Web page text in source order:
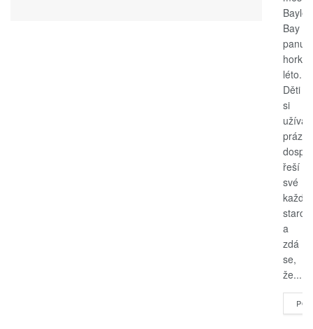
Bay
panuje
horké
léto.
Děti
si
užívají
řeší
své
a
zdá
se,
že...